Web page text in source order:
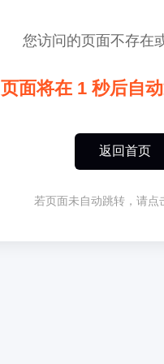
您访问的页面不存在
页面将在 1 秒后自
返回首页
若页面未自动跳转，请点